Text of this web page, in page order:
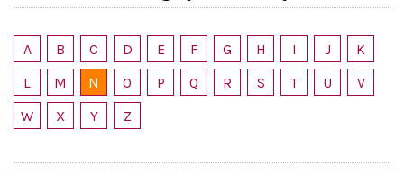
LIBRI
Calendario
A B C D E F G H I J
K
L
M N O P Q R S T U
V
W
X Y Z